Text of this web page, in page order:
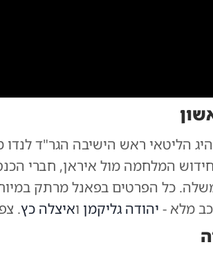
הליטאי ראש הישיבה הגר"ד לנדו
המלחמה מול איראן, חברי
כל הפרטים בפאנל מרתק
מלא - יהודה גליקמן ואיצלה כץ.